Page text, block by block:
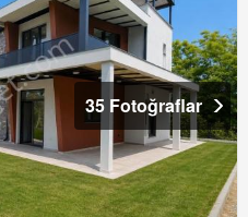
35 Fotoğraflar